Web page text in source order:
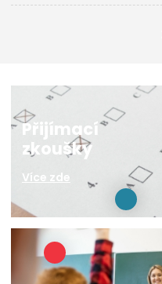
Přijímací
zkoušky
Více zde